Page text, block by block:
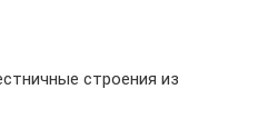
строения из